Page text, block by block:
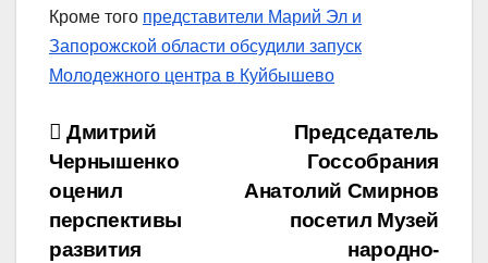
Кроме того представители Марий Эл и
Запорожской области обсудили запуск
Молодежного центра в Куйбышево
Навигация
по
записям
Председатель
Госсобрания
Анатолий Смирнов
посетил Музей
народно-
Дмитрий
Чернышенко
оценил
перспективы
развития